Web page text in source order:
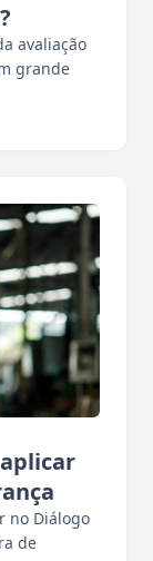
avaliação
grande
no Diálogo
de